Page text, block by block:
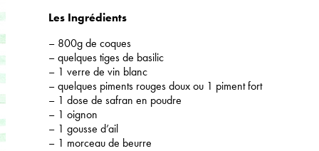
Les Ingrédients
– 800g de coques
– quelques tiges de basilic
– 1 verre de vin blanc
– quelques piments rouges doux ou 1 piment fort
– 1 dose de safran en poudre
– 1 oignon
– 1 gousse d’ail
– 1 morceau de beurre